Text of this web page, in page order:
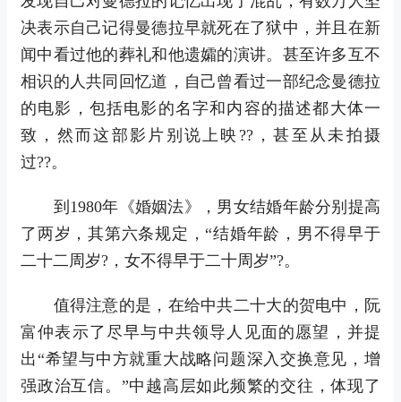
决表示自己记得曼德拉早就死在了狱中，并且在新
闻中看过他的葬礼和他遗孀的演讲。甚至许多互不
相识的人共同回忆道，自己曾看过一部纪念曼德拉
的电影，包括电影的名字和内容的描述都大体一
致，然而这部影片别说上映??，甚至从未拍摄
过??。
到1980年《婚姻法》，男女结婚年龄分别提高
了两岁，其第六条规定，“结婚年龄，男不得早于
二十二周岁?，女不得早于二十周岁”?。
值得注意的是，在给中共二十大的贺电中，阮
富仲表示了尽早与中共领导人见面的愿望，并提
出“希望与中方就重大战略问题深入交换意见，增
强政治互信。”中越高层如此频繁的交往，体现了